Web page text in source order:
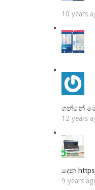
10 years
ගන්නේ
12 years
දෙන
9 years